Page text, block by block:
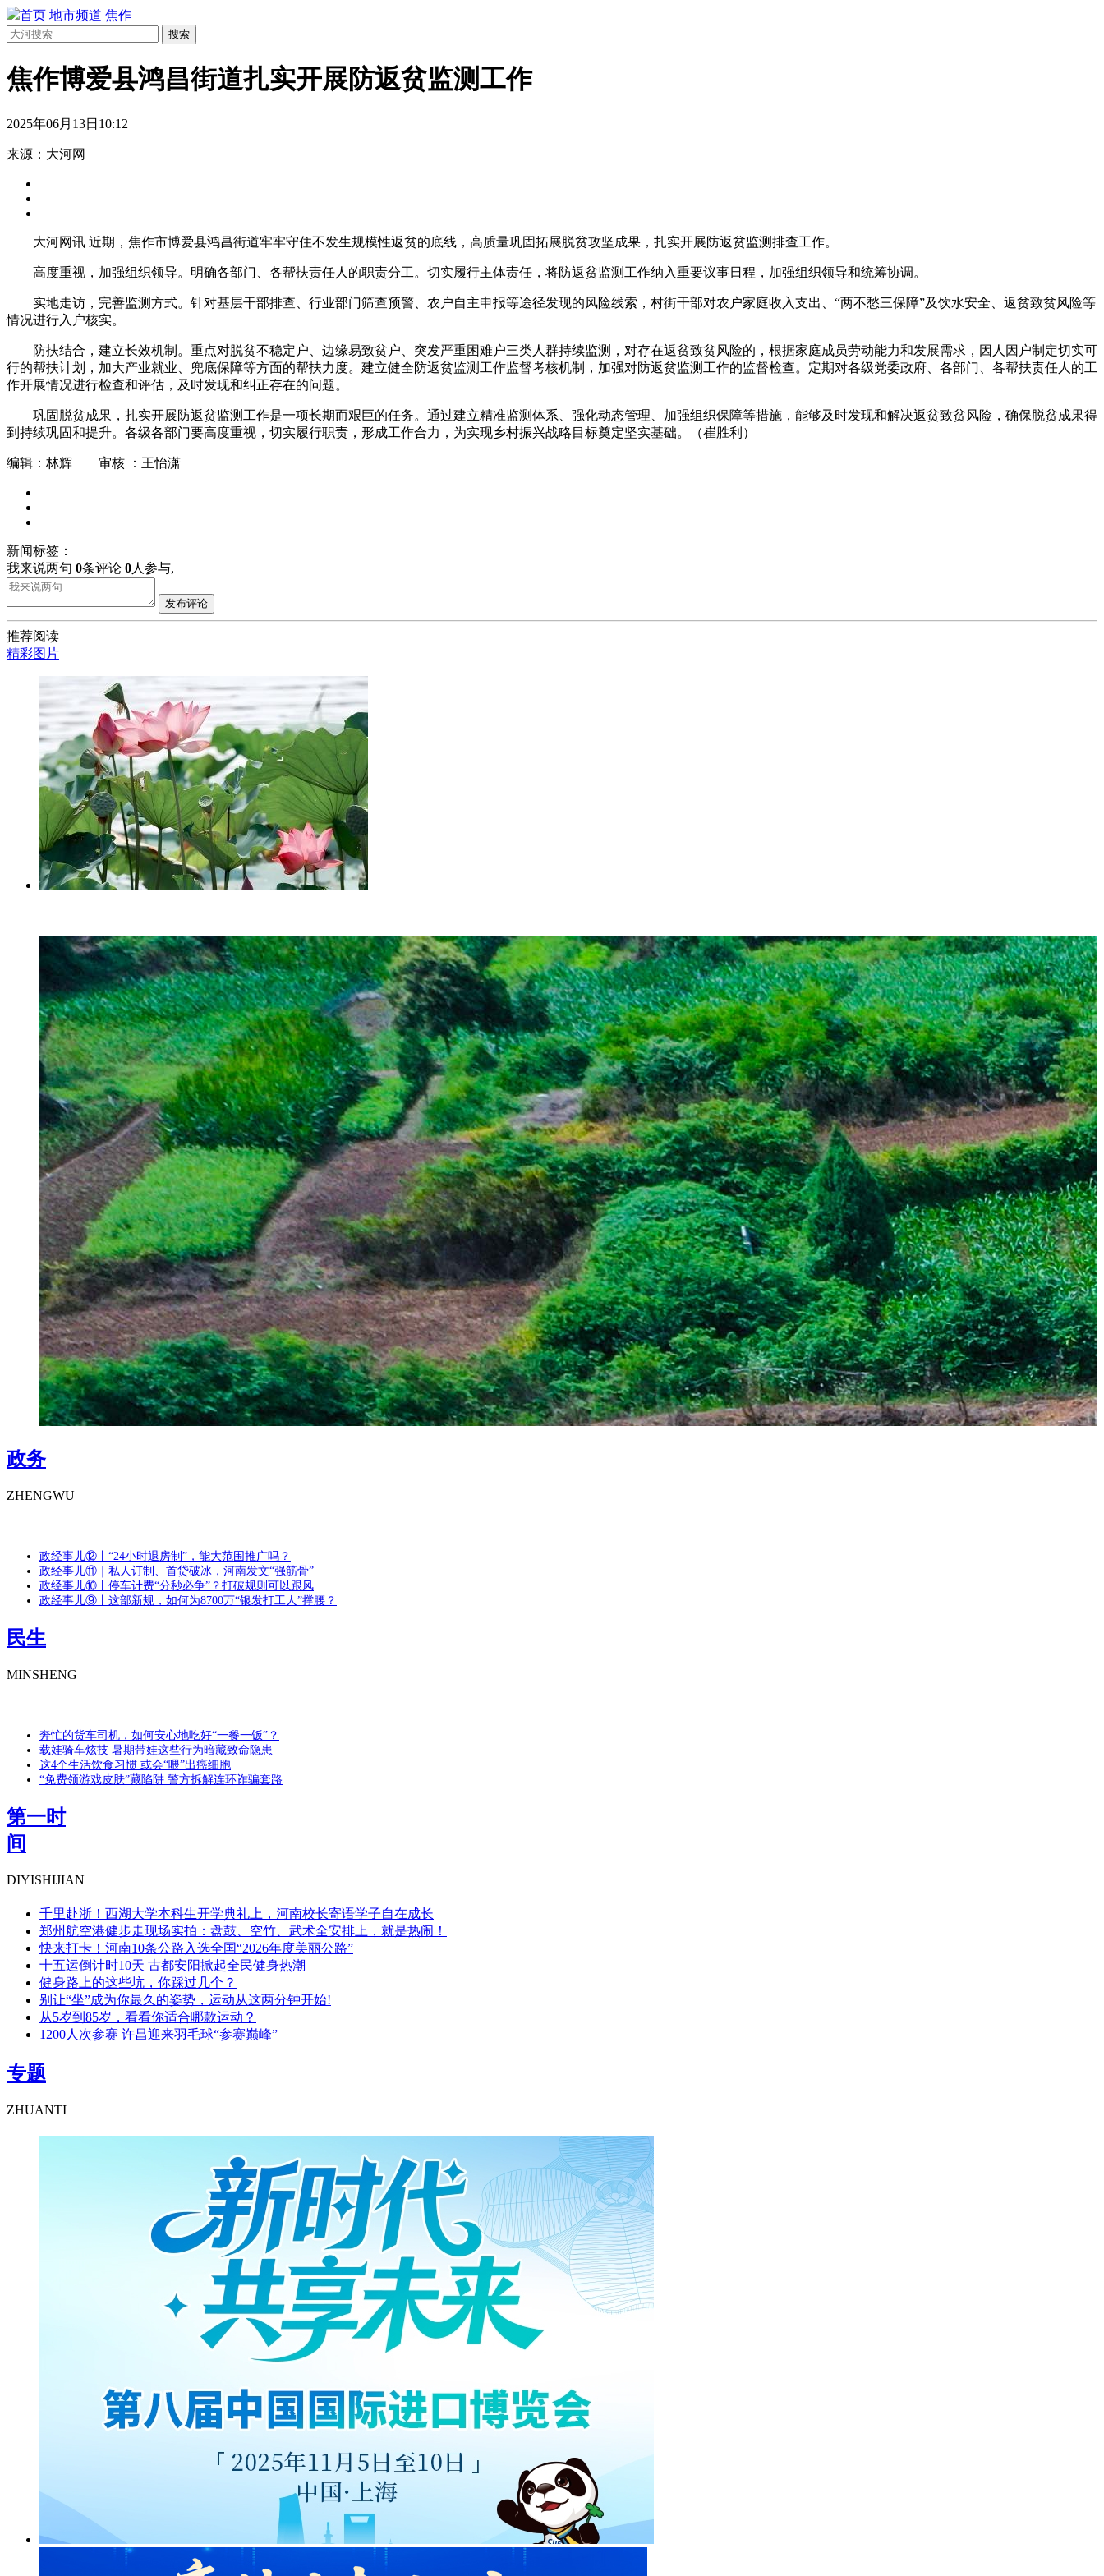
首页 地市频道 焦作
搜索
焦作博爱县鸿昌街道扎实开展防返贫监测工作
2025年06月13日10:12
来源：大河网
大河网讯 近期，焦作市博爱县鸿昌街道牢牢守住不发生规模性返贫的底线，高质量巩固拓展脱贫攻坚成果，扎实开展防返贫监测排查工作。
高度重视，加强组织领导。明确各部门、各帮扶责任人的职责分工。切实履行主体责任，将防返贫监测工作纳入重要议事日程，加强组织领导和统筹协调。
实地走访，完善监测方式。针对基层干部排查、行业部门筛查预警、农户自主申报等途径发现的风险线索，村街干部对农户家庭收入支出、“两不愁三保障”及饮水安全、返贫致贫风险等
情况进行入户核实。
防扶结合，建立长效机制。重点对脱贫不稳定户、边缘易致贫户、突发严重困难户三类人群持续监测，对存在返贫致贫风险的，根据家庭成员劳动能力和发展需求，因人因户制定切实可
行的帮扶计划，加大产业就业、兜底保障等方面的帮扶力度。建立健全防返贫监测工作监督考核机制，加强对防返贫监测工作的监督检查。定期对各级党委政府、各部门、各帮扶责任人的工
作开展情况进行检查和评估，及时发现和纠正存在的问题。
巩固脱贫成果，扎实开展防返贫监测工作是一项长期而艰巨的任务。通过建立精准监测体系、强化动态管理、加强组织保障等措施，能够及时发现和解决返贫致贫风险，确保脱贫成果得
到持续巩固和提升。各级各部门要高度重视，切实履行职责，形成工作合力，为实现乡村振兴战略目标奠定坚实基础。（崔胜利）
编辑：林辉 审核 ：王怡潇
新闻标签：
我来说两句 0条评论 0人参与,
发布评论
推荐阅读